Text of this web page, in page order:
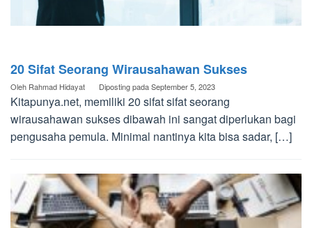
20 Sifat Seorang Wirausahawan Sukses
Oleh Rahmad Hidayat Diposting padaSeptember 5, 2023
Kitapunya.net, memiliki 20 sifat sifat seorang
wirausahawan sukses dibawah ini sangat diperlukan bagi
pengusaha pemula. Minimal nantinya kita bisa sadar, […]